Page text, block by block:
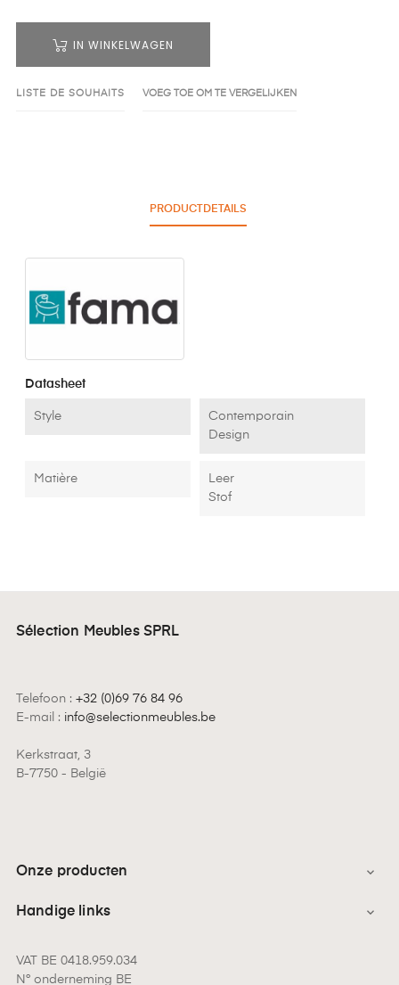
IN WINKELWAGEN
LISTE DE SOUHAITS VOEG TOE OM TE VERGELIJKEN
PRODUCTDETAILS
Datasheet
Style
Contemporain
Design
Matière
Leer
Stof
Sélection Meubles SPRL
Telefoon : +32 (0)69 76 84 96
E-mail : info@selectionmeubles.be
Kerkstraat, 3
B-7750 - België
Onze producten 
Handige links 
VAT BE 0418.959.034
N° onderneming BE